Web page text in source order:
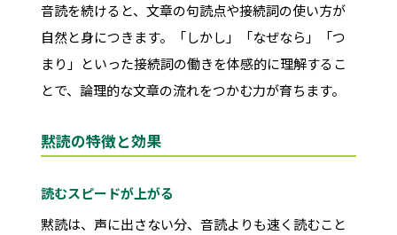
音読を続けると、文章の句読点や接続詞の使い方が
自然と身につきます。「しかし」「なぜなら」「つ
まり」といった接続詞の働きを体感的に理解するこ
とで、論理的な文章の流れをつかむ力が育ちます。
黙読の特徴と効果
読むスピードが上がる
黙読は、声に出さない分、音読よりも速く読むこと